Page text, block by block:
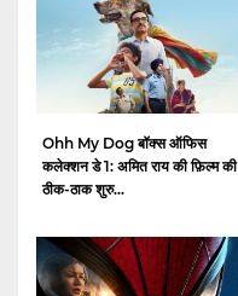
Ohh My Dog बॉक्स ऑफिस
कलेक्शन डे 1: अमित राय की फ़िल्म की
ठीक-ठाक शुरु...